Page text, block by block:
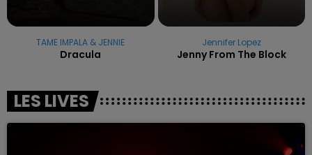
TAME IMPALA & JENNIE
Dracula
Jennifer Lopez
Jenny From The Block
LES LIVES